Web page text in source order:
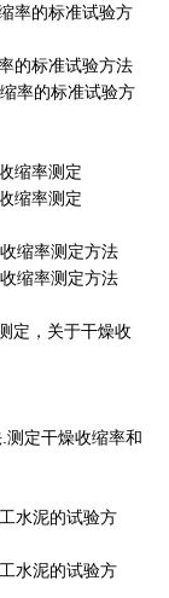
率的标准试验方
的标准试验方法
率的标准试验方
缩率测定
缩率测定
缩率测定方法
缩率测定方法
定 ，关于干燥收
定干燥收缩率和
水泥的试验方
水泥的试验方